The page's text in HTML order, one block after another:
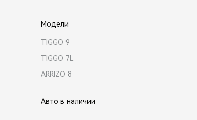
Модели
TIGGO 9
TIGGO 7L
ARRIZO 8
Авто в наличии